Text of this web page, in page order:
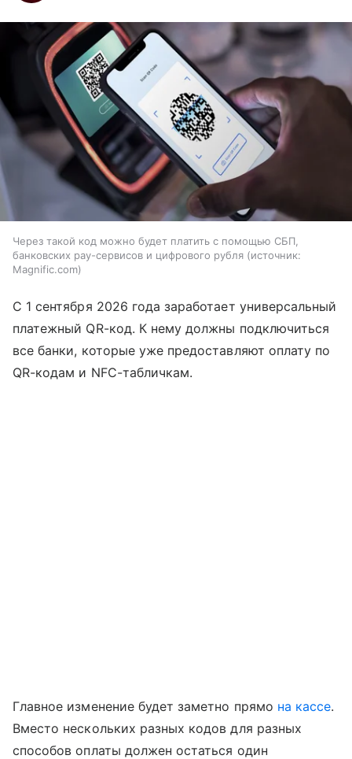
Через такой код можно будет платить с помощью СБП,
банковских pay-сервисов и цифрового рубля
источник:
Magnific.com
С 1 сентября 2026 года заработает универсальный
платежный QR-код. К нему должны подключиться
все банки, которые уже предоставляют оплату по
QR-кодам и NFC-табличкам.
Главное изменение будет заметно прямо на кассе.
Вместо нескольких разных кодов для разных
способов оплаты должен остаться один